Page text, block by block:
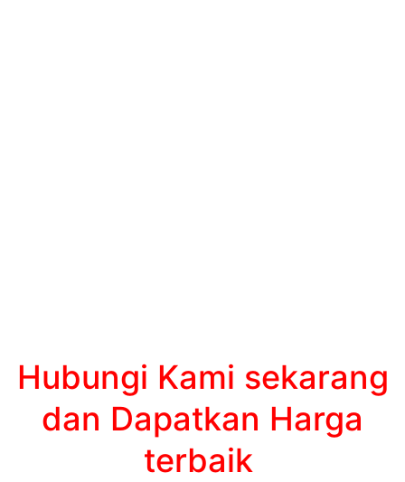
Hubungi Kami sekarang
dan Dapatkan Harga
terbaik